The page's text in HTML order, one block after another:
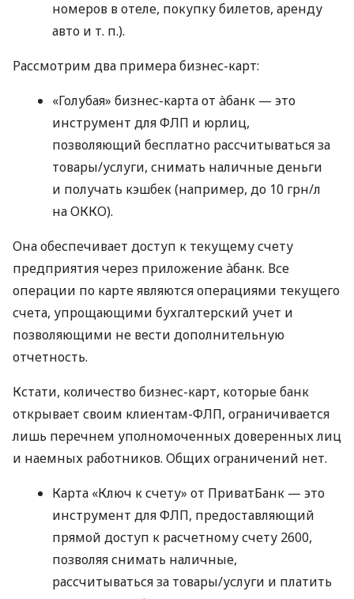
номеров в отеле, покупку билетов, аренду
авто и т. п.).
Рассмотрим два примера бизнес-карт:
«Голубая» бизнес-карта от àбанк — это
инструмент для ФЛП и юрлиц,
позволяющий бесплатно рассчитываться за
товары/услуги, снимать наличные деньги
и получать кэшбек (например, до 10 грн/л
на ОККО).
Она обеспечивает доступ к текущему счету
предприятия через приложение àбанк. Все
операции по карте являются операциями текущего
счета, упрощающими бухгалтерский учет и
позволяющими не вести дополнительную
отчетность.
Кстати, количество бизнес-карт, которые банк
открывает своим клиентам-ФЛП, ограничивается
лишь перечнем уполномоченных доверенных лиц
и наемных работников. Общих ограничений нет.
Карта «Ключ к счету» от ПриватБанк — это
инструмент для ФЛП, предоставляющий
прямой доступ к расчетному счету 2600,
позволяя снимать наличные,
рассчитываться за товары/услуги и платить